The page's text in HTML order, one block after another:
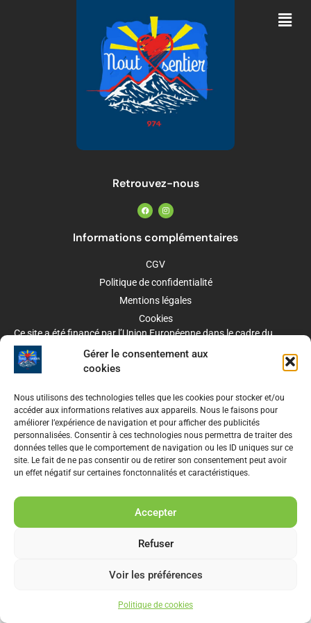
Gérer le consentement aux
cookies
Nous utilisons des technologies telles que les cookies pour stocker et/ou
accéder aux informations relatives aux appareils. Nous le faisons pour
améliorer l’expérience de navigation et pour afficher des publicités
personnalisées. Consentir à ces technologies nous permettra de traiter des
données telles que le comportement de navigation ou les ID uniques sur ce
site. Le fait de ne pas consentir ou de retirer son consentement peut avoir
un effet négatif sur certaines fonctonnalités et caractéristiques.
Accepter
Refuser
Voir les préférences
Politique de cookies
Retrouvez-nous
Informations complémentaires
CGV
Politique de confidentialité
Mentions légales
Cookies
Ce site a été financé par l’Union Européenne dans le cadre du
programme FEDER-FSE+ Réunion dont l’Autorité de gestion est la
Région Réunion. L’Europe s’engage à La Réunion avec le fonds
FEDER
Copyright © 2026 Nout sentier | Fait avec parffv.agency